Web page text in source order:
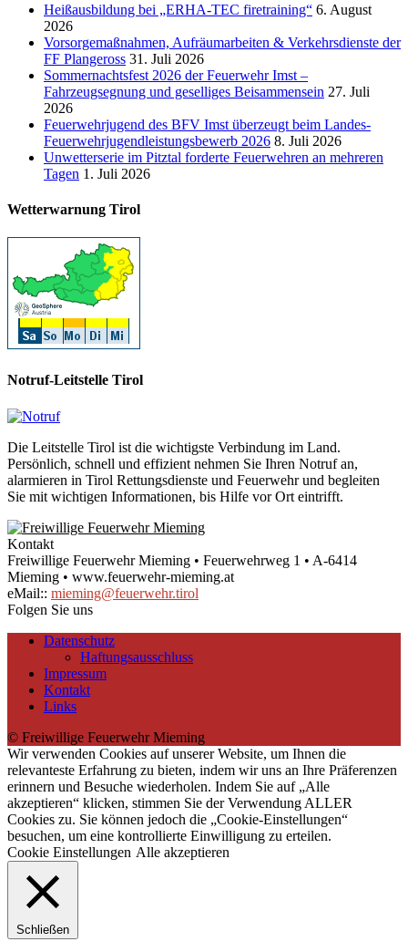
Heißausbildung bei „ERHA-TEC firetraining“ 6. August
2026
Vorsorgemaßnahmen, Aufräumarbeiten & Verkehrsdienste der
FF Plangeross 31. Juli 2026
Sommernachtsfest 2026 der Feuerwehr Imst –
Fahrzeugsegnung und geselliges Beisammensein 27. Juli
2026
Feuerwehrjugend des BFV Imst überzeugt beim Landes-
Feuerwehrjugendleistungsbewerb 2026 8. Juli 2026
Unwetterserie im Pitztal forderte Feuerwehren an mehreren
Tagen 1. Juli 2026
Wetterwarnung Tirol
Notruf-Leitstelle Tirol
Die Leitstelle Tirol ist die wichtigste Verbindung im Land.
Persönlich, schnell und effizient nehmen Sie Ihren Notruf an,
alarmieren in Tirol Rettungsdienste und Feuerwehr und begleiten
Sie mit wichtigen Informationen, bis Hilfe vor Ort eintrifft.
Kontakt
Freiwillige Feuerwehr Mieming • Feuerwehrweg 1 • A-6414
Mieming • www.feuerwehr-mieming.at
eMail:: mieming@feuerwehr.tirol
Folgen Sie uns
Datenschutz
Haftungsausschluss
Impressum
Kontakt
Links
© Freiwillige Feuerwehr Mieming
Wir verwenden Cookies auf unserer Website, um Ihnen die
relevanteste Erfahrung zu bieten, indem wir uns an Ihre Präferenzen
erinnern und Besuche wiederholen. Indem Sie auf „Alle
akzeptieren“ klicken, stimmen Sie der Verwendung ALLER
Cookies zu. Sie können jedoch die „Cookie-Einstellungen“
besuchen, um eine kontrollierte Einwilligung zu erteilen.
Cookie Einstellungen Alle akzeptieren
Schließen